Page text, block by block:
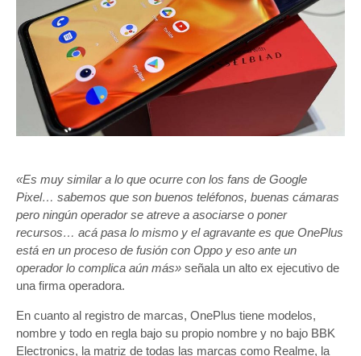
«Es muy similar a lo que ocurre con los fans de Google
Pixel… sabemos que son buenos teléfonos, buenas cámaras
pero ningún operador se atreve a asociarse o poner
recursos… acá pasa lo mismo y el agravante es que OnePlus
está en un proceso de fusión con Oppo y eso ante un
operador lo complica aún más» señala un alto ex ejecutivo de
una firma operadora.
En cuanto al registro de marcas, OnePlus tiene modelos,
nombre y todo en regla bajo su propio nombre y no bajo BBK
Electronics, la matriz de todas las marcas como Realme, la